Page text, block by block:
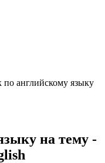
по английскому языку
на тему -